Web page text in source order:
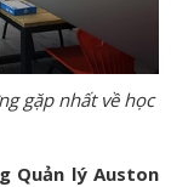
gặp nhất về học
Quản lý Auston